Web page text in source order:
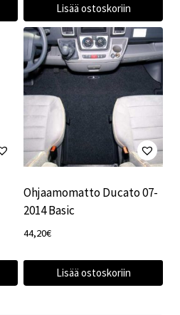
Lisää ostoskoriin
Ohjaamomatto Ducato 07-
2014 Basic
44,20€
Lisää ostoskoriin